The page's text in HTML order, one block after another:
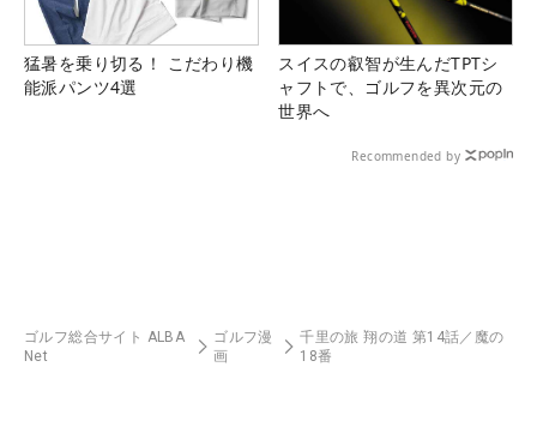
猛暑を乗り切る！ こだわり機
能派パンツ4選
スイスの叡智が生んだTPTシ
ャフトで、ゴルフを異次元の
世界へ
Recommended by
ゴルフ総合サイト ALBA
Net
ゴルフ漫
画
千里の旅 翔の道 第14話／魔の
18番